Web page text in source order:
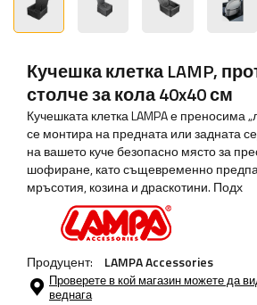
Кучешка клетка LAMP,
столче за кола 40x40 см
Кучешката клетка LAMPA е преносима
се монтира на предната или задната
на вашето куче безопасно място за
шофиране, като същевременно
мръсотия, козина и драскотини. Подх
Продуцент: LAMPA Accessories
Проверете в кой магазин можете да
веднага